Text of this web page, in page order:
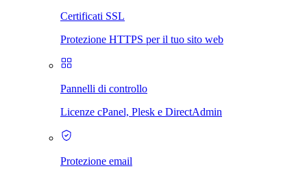
Certificati SSL
Protezione HTTPS per il tuo sito web
Pannelli di controllo
Licenze cPanel, Plesk e DirectAdmin
Protezione email